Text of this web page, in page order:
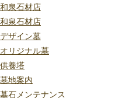
和泉石材店
和泉石材店
デザイン墓
オリジナル墓
供養塔
墓地案内
墓石メンテナンス